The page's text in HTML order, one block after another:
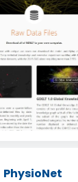
PhysioNet